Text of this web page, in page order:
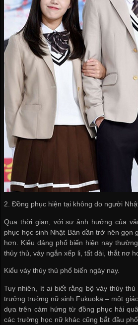
2. Đồng phục hiện tại không do người
Qua thời gian, với sự ảnh hưởng của
phục học sinh Nhật Bản dần trở nên gọn
hơn. Kiểu dáng phổ biến hiện nay
thủy thủ, váy ngắn xếp li, tất dài, thắt nơ
Kiểu váy thủy thủ phổ biến ngày nay.
Tuy nhiên, ít ai biết rằng bộ váy thủy
trưởng trường nữ sinh Fukuoka – một
dựa trên cảm hứng từ đồng phục hải
các trường học nữ khác cũng bắt đầu